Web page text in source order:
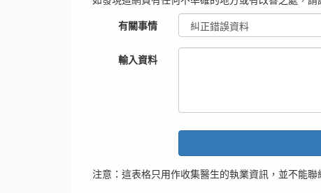
有關事情
輸入資料
注意：這表格只用作收集醫生的執業資訊，並不能